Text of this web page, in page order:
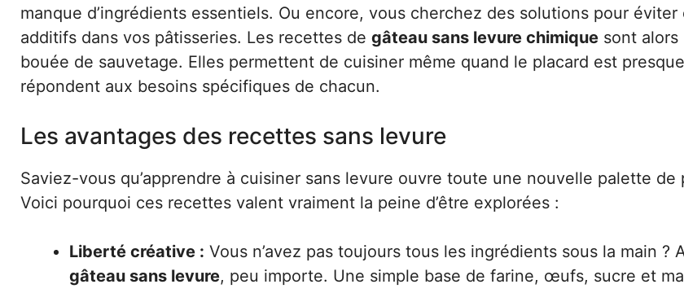
manque d’ingrédients essentiels. Ou encore, vous cherchez des solutions pour éviter
additifs dans vos pâtisseries. Les recettes de gâteau sans levure chimique sont
bouée de sauvetage. Elles permettent de cuisiner même quand le placard est
répondent aux besoins spécifiques de chacun.
Les avantages des recettes sans levure
Saviez-vous qu’apprendre à cuisiner sans levure ouvre toute une nouvelle palette de
Voici pourquoi ces recettes valent vraiment la peine d’être explorées :
Liberté créative : Vous n’avez pas toujours tous les ingrédients sous la main ?
gâteau sans levure, peu importe. Une simple base de farine, œufs, sucre et